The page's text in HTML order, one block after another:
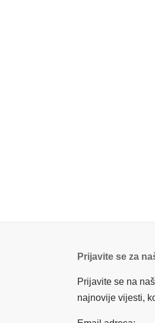
Prijavite se za
Prijavite se na
najnovije vijesti,